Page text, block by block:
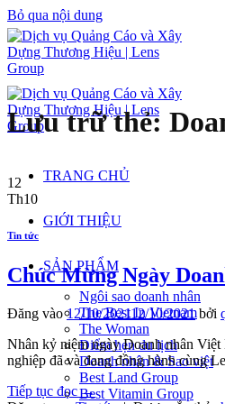
Bỏ qua nội dung
TRANG CHỦ
GIỚI THIỆU
SẢN PHẨM
Ngôi sao doanh nhân
The Best In Vietnam
The Woman
Điểm hẹn du lịch
Doanh nhân & Sao việt
Best Land Group
Best Vitamin Group
Lưu trữ thẻ:
12
Th10
Tin tức
Chúc Mừng Ngày
Đăng vào12/10/202112/10/2021 bởi
Nhân kỷ niệm ngày Doanh nhân
nghiệp đã và đang đồng hành cùng
Tiếp tục đọc→